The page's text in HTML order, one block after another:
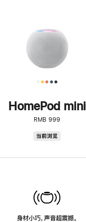
HomePod mini
RMB 999
当前浏览
身材小巧，声音超震撼。